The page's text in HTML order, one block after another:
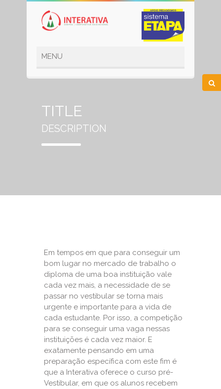
TITLE
DESCRIPTION
Em tempos em que para conseguir um
bom lugar no mercado de trabalho o
diploma de uma boa instituição vale
cada vez mais, a necessidade de se
passar no vestibular se torna mais
urgente e importante para a vida de
cada estudante. Por isso, a competição
para se conseguir uma vaga nessas
instituições é cada vez maior. E
exatamente pensando em uma
preparação específica com este fim é
que a Interativa oferece o curso pré-
Vestibular, em que os alunos recebem